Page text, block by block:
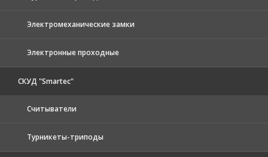
Электромеханические замки
Электронные проходные
СКУД "Smartec"
Считыватели
Турникеты-триподы